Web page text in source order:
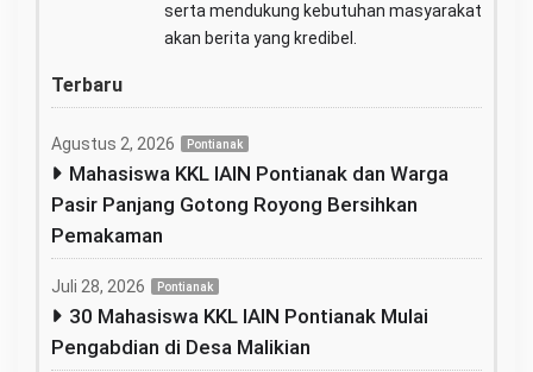
serta mendukung kebutuhan masyarakat
akan berita yang kredibel.
Terbaru
Agustus 2, 2026 Pontianak
Mahasiswa KKL IAIN Pontianak dan Warga
Pasir Panjang Gotong Royong Bersihkan
Pemakaman
Juli 28, 2026 Pontianak
30 Mahasiswa KKL IAIN Pontianak Mulai
Pengabdian di Desa Malikian